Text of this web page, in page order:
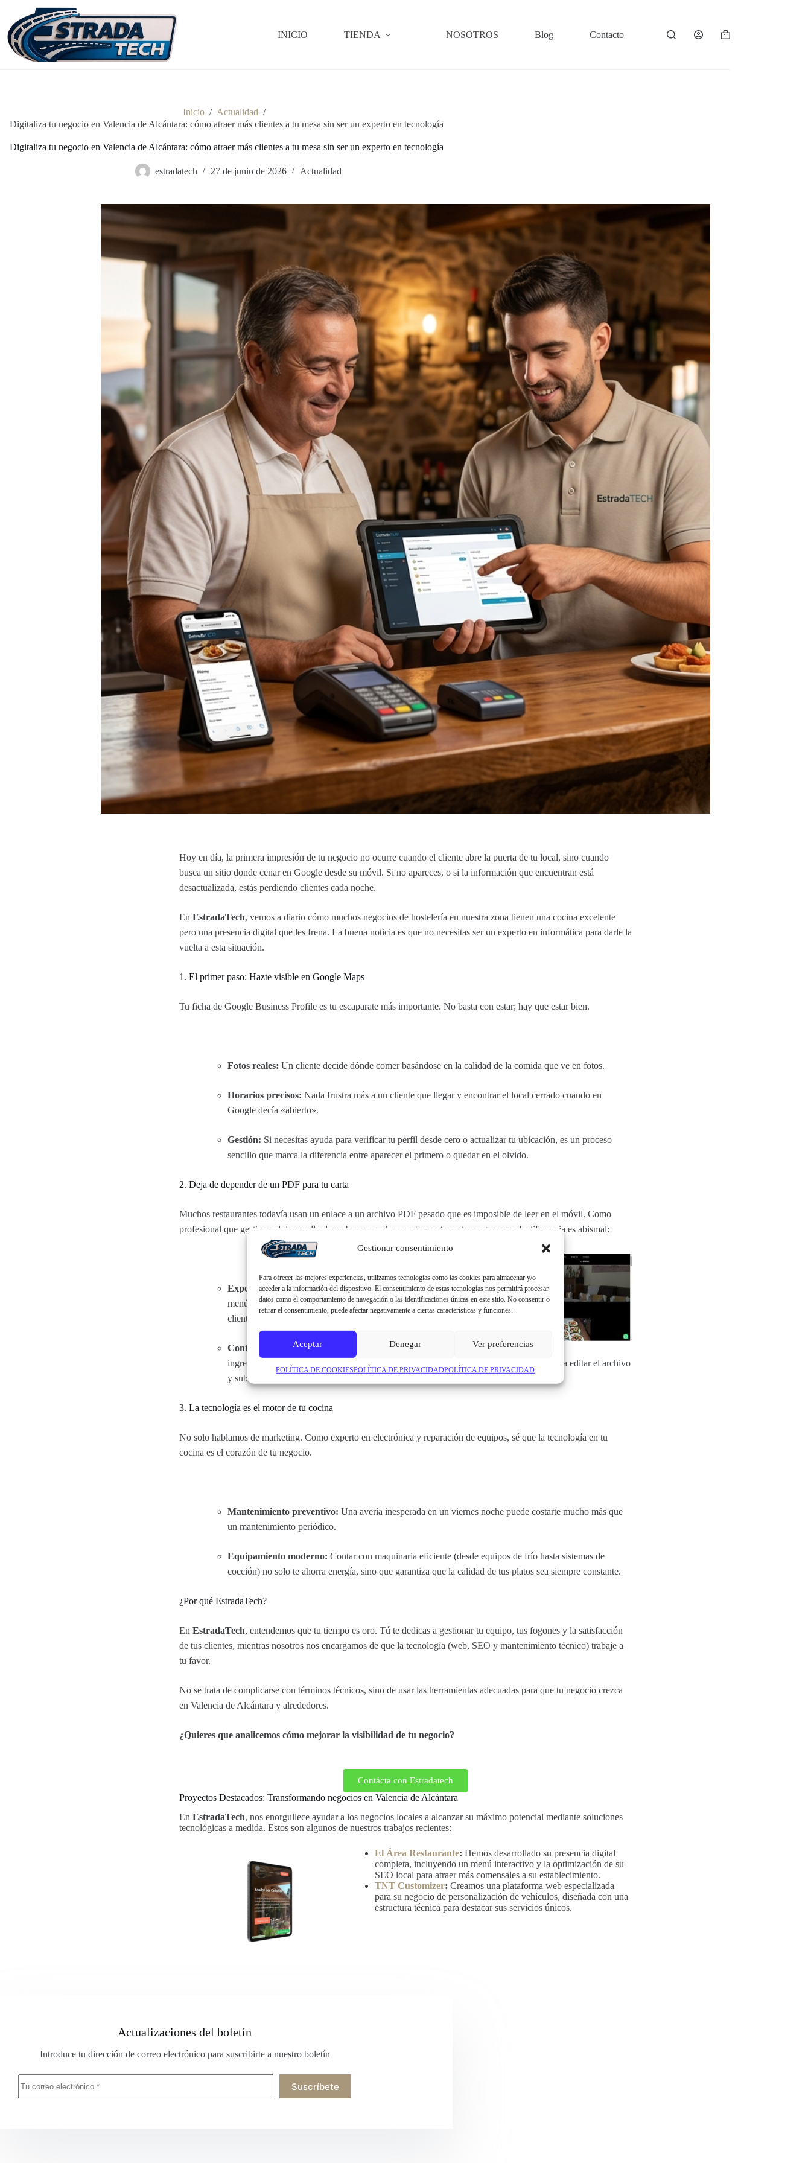
Gestionar consentimiento
Para ofrecer las mejores experiencias, utilizamos tecnologías como las cookies para almacenar y/o
acceder a la información del dispositivo. El consentimiento de estas tecnologías nos permitirá procesar
datos como el comportamiento de navegación o las identificaciones únicas en este sitio. No consentir o
retirar el consentimiento, puede afectar negativamente a ciertas características y funciones.
Aceptar Denegar Ver preferencias
POLÍTICA DE COOKIESPOLÍTICA DE PRIVACIDADPOLÍTICA DE PRIVACIDAD
INICIO TIENDA NOSOTROS Blog Contacto
Inicio / Actualidad /
Digitaliza tu negocio en Valencia de Alcántara: cómo atraer más clientes a tu mesa sin ser un experto en tecnología
Digitaliza tu negocio en Valencia de Alcántara: cómo atraer más clientes a tu mesa sin ser un experto en tecnología
estradatech 27 de junio de 2026 Actualidad
Hoy en día, la primera impresión de tu negocio no ocurre cuando el cliente abre la puerta de tu local, sino cuando
busca un sitio donde cenar en Google desde su móvil. Si no apareces, o si la información que encuentran está
desactualizada, estás perdiendo clientes cada noche.
En EstradaTech, vemos a diario cómo muchos negocios de hostelería en nuestra zona tienen una cocina excelente
pero una presencia digital que les frena. La buena noticia es que no necesitas ser un experto en informática para darle la
vuelta a esta situación.
1. El primer paso: Hazte visible en Google Maps
Tu ficha de Google Business Profile es tu escaparate más importante. No basta con estar; hay que estar bien.
Fotos reales: Un cliente decide dónde comer basándose en la calidad de la comida que ve en fotos.
Horarios precisos: Nada frustra más a un cliente que llegar y encontrar el local cerrado cuando en
Google decía «abierto».
Gestión: Si necesitas ayuda para verificar tu perfil desde cero o actualizar tu ubicación, es un proceso
sencillo que marca la diferencia entre aparecer el primero o quedar en el olvido.
2. Deja de depender de un PDF para tu carta
Muchos restaurantes todavía usan un enlace a un archivo PDF pesado que es imposible de leer en el móvil. Como
profesional que gestiona el desarrollo de webs como elarearestaurante.es , te aseguro que la diferencia es abismal:
Experiencia de usuario:Una web bien diseñada (tipo
menú digital interactivo) carga rápido y permite al
cliente ver los platos con claridad.
Control total:
¿Has cambiado un precio o un
ingrediente? En una web propia, lo cambias en segundos. En un PDF, tienes que volver a editar el archivo
y subirlo de nuevo. Tu menú es un activo de tu negocio, trátalo como tal.
3. La tecnología es el motor de tu cocina
No solo hablamos de marketing. Como experto en electrónica y reparación de equipos, sé que la tecnología en tu
cocina es el corazón de tu negocio.
Mantenimiento preventivo: Una avería inesperada en un viernes noche puede costarte mucho más que
un mantenimiento periódico.
Equipamiento moderno: Contar con maquinaria eficiente (desde equipos de frío hasta sistemas de
cocción) no solo te ahorra energía, sino que garantiza que la calidad de tus platos sea siempre constante.
¿Por qué EstradaTech?
En EstradaTech, entendemos que tu tiempo es oro. Tú te dedicas a gestionar tu equipo, tus fogones y la satisfacción
de tus clientes, mientras nosotros nos encargamos de que la tecnología (web, SEO y mantenimiento técnico) trabaje a
tu favor.
No se trata de complicarse con términos técnicos, sino de usar las herramientas adecuadas para que tu negocio crezca
en Valencia de Alcántara y alrededores.
¿Quieres que analicemos cómo mejorar la visibilidad de tu negocio?
Contácta con Estradatech
Proyectos Destacados: Transformando negocios en Valencia de Alcántara
En EstradaTech, nos enorgullece ayudar a los negocios locales a alcanzar su máximo potencial mediante soluciones
tecnológicas a medida. Estos son algunos de nuestros trabajos recientes:
El Área Restaurante: Hemos desarrollado su presencia digital
completa, incluyendo un menú interactivo y la optimización de su
SEO local para atraer más comensales a su establecimiento.
TNT Customizer: Creamos una plataforma web especializada
para su negocio de personalización de vehículos, diseñada con una
estructura técnica para destacar sus servicios únicos.
Actualizaciones del boletín
Introduce tu dirección de correo electrónico para suscribirte a nuestro boletín
Suscríbete